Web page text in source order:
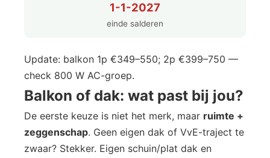
1-1-2027
einde salderen
Update: balkon 1p €349–550; 2p €399–750 —
check 800 W AC-groep.
Balkon of dak: wat past bij jou?
De eerste keuze is niet het merk, maar ruimte +
zeggenschap. Geen eigen dak of VvE-traject te
zwaar? Stekker. Eigen schuin/plat dak en